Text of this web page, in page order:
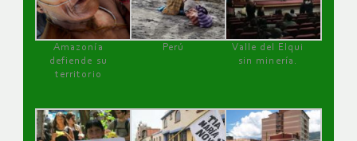
Amazonía
defiende su
territorio
Perú
Valle del Elqui
sin minería.